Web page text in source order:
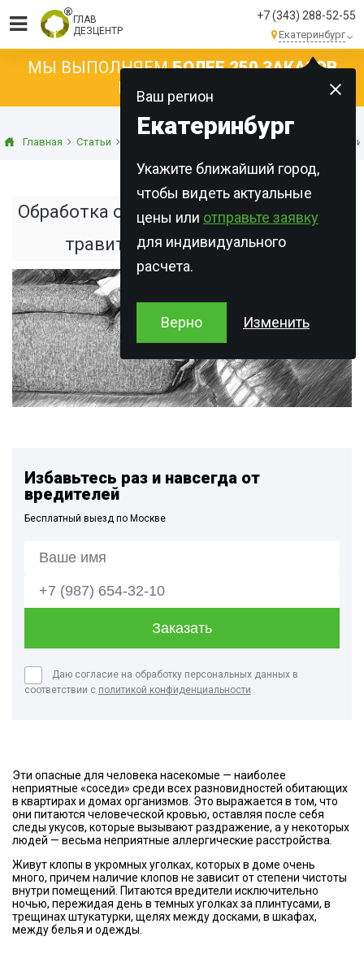
ГЛАВ
ДЕЗЦЕНТР
+7 (343) 288-52-55
Екатеринбург
Ваш регион
Екатеринбург
Укажите ближайший город,
чтобы видеть актуальные
цены или отправьте заявку
для индивидуального
расчета.
Верно Изменить
МЫ ВЫПОЛНЯЕМБОЛЕЕ 250 ЗАКАЗОВ
КАЖДЫЙ ДЕНЬ!
Главная Статьи Обработка от клопов с
Обработка от клопов с гарантией. Как
травить клопов в квартире
Избавьтесь раз и навсегда от
вредителей
Бесплатный выезд по Москве
Даю согласие на обработку персональных данных в
соответствии с политикой конфиденциальности
Эти опасные для человека насекомые — наиболее
неприятные «соседи» среди всех разновидностей обитающих
в квартирах и домах организмов. Это выражается в том, что
они питаются человеческой кровью, оставляя после себя
следы укусов, которые вызывают раздражение, а у некоторых
людей — весьма неприятные аллергические расстройства.
Живут клопы в укромных уголках, которых в доме очень
много, причем наличие клопов не зависит от степени чистоты
внутри помещений. Питаются вредители исключительно
ночью, пережидая день в темных уголках за плинтусами, в
трещинах штукатурки, щелях между досками, в шкафах,
между белья и одежды.